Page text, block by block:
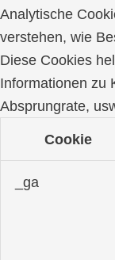
Analytische
verstehen, wie
Diese Cookies
Informationen zu
Absprungrate,
Cookie
_ga